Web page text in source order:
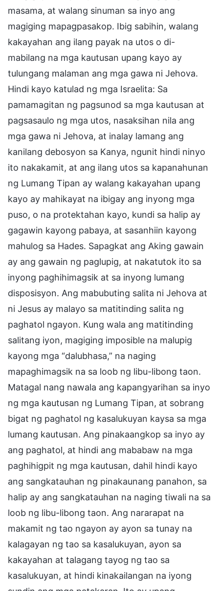
masama, at walang sinuman sa inyo ang
magiging mapagpasakop. Ibig sabihin, walang
kakayahan ang ilang payak na utos o di-
mabilang na mga kautusan upang kayo ay
tulungang malaman ang mga gawa ni Jehova.
Hindi kayo katulad ng mga Israelita: Sa
pamamagitan ng pagsunod sa mga kautusan at
pagsasaulo ng mga utos, nasaksihan nila ang
mga gawa ni Jehova, at inalay lamang ang
kanilang debosyon sa Kanya, ngunit hindi ninyo
ito nakakamit, at ang ilang utos sa kapanahunan
ng Lumang Tipan ay walang kakayahan upang
kayo ay mahikayat na ibigay ang inyong mga
puso, o na protektahan kayo, kundi sa halip ay
gagawin kayong pabaya, at sasanhiin kayong
mahulog sa Hades. Sapagkat ang Aking gawain
ay ang gawain ng paglupig, at nakatutok ito sa
inyong paghihimagsik at sa inyong lumang
disposisyon. Ang mabubuting salita ni Jehova at
ni Jesus ay malayo sa matitinding salita ng
paghatol ngayon. Kung wala ang matitinding
salitang iyon, magiging imposible na malupig
kayong mga “dalubhasa,” na naging
mapaghimagsik na sa loob ng libu-libong taon.
Matagal nang nawala ang kapangyarihan sa inyo
ng mga kautusan ng Lumang Tipan, at sobrang
bigat ng paghatol ng kasalukuyan kaysa sa mga
lumang kautusan. Ang pinakaangkop sa inyo ay
ang paghatol, at hindi ang mababaw na mga
paghihigpit ng mga kautusan, dahil hindi kayo
ang sangkatauhan ng pinakaunang panahon, sa
halip ay ang sangkatauhan na naging tiwali na sa
loob ng libu-libong taon. Ang nararapat na
makamit ng tao ngayon ay ayon sa tunay na
kalagayan ng tao sa kasalukuyan, ayon sa
kakayahan at talagang tayog ng tao sa
kasalukuyan, at hindi kinakailangan na iyong